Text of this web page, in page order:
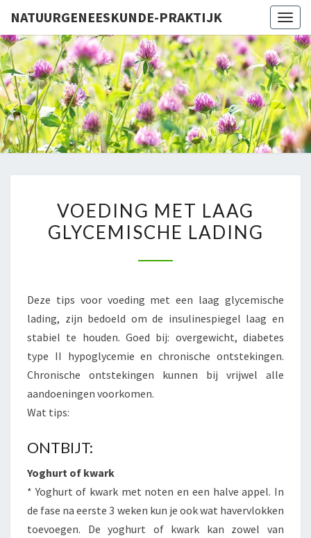
NATUURGENEESKUNDE-PRAKTIJK
MET
LAAG
VOEDING MET LAAG
GLYCEMISCHE LADING
Deze tips voor voeding met een laag glycemische
lading, zijn bedoeld om de insulinespiegel laag en
stabiel te houden. Goed bij: overgewicht, diabetes
type II hypoglycemie en chronische ontstekingen.
Chronische ontstekingen kunnen bij vrijwel alle
aandoeningen voorkomen.
Wat tips:
ONTBIJT:
Yoghurt of kwark
* Yoghurt of kwark met noten en een halve appel. In
de fase na eerste 3 weken kun je ook wat havervlokken
toevoegen. De yoghurt of kwark kan zowel van